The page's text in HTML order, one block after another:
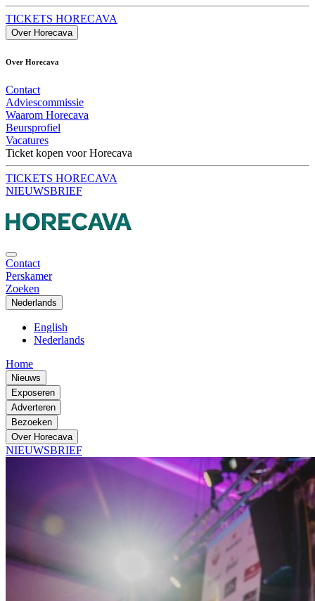
TICKETS HORECAVA
Over Horecava
Over Horecava
Contact
Adviescommissie
Waarom Horecava
Beursprofiel
Vacatures
Ticket kopen voor Horecava
TICKETS HORECAVA
NIEUWSBRIEF
Contact
Perskamer
Zoeken
Nederlands
English
Nederlands
Home
Nieuws
Exposeren
Adverteren
Bezoeken
Over Horecava
NIEUWSBRIEF